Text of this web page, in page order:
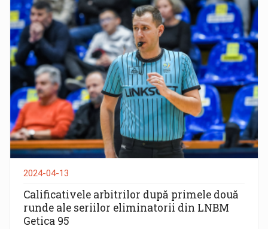
2024-04-13
Calificativele arbitrilor după primele două
runde ale seriilor eliminatorii din LNBM
Getica 95